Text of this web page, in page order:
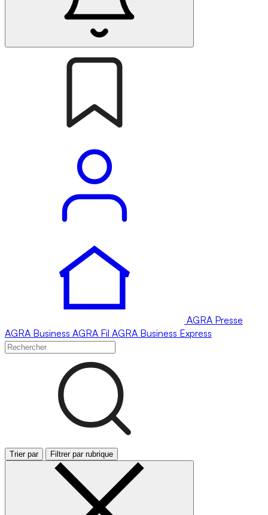
AGRA Presse
AGRA Business AGRA Fil AGRA Business Express
Trier par Filtrer par rubrique